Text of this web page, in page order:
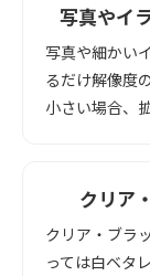
写真やイ
写真や細かい
るだけ解像度
小さい場合、
クリア
クリア・ブラ
っては白ベタ